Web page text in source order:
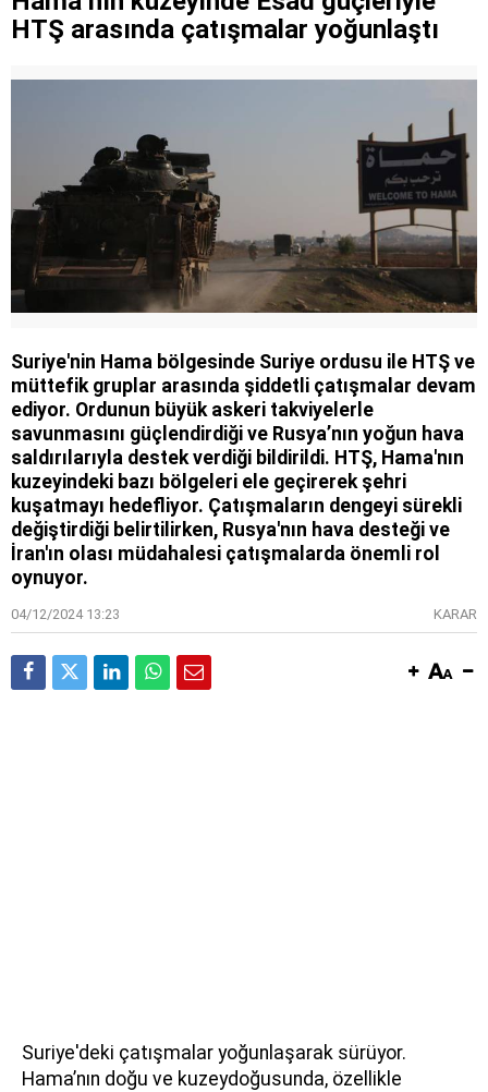
HTŞ arasında çatışmalar yoğunlaştı
Suriye'nin Hama bölgesinde Suriye ordusu ile HTŞ ve
müttefik gruplar arasında şiddetli çatışmalar devam
ediyor. Ordunun büyük askeri takviyelerle
savunmasını güçlendirdiği ve Rusya’nın yoğun hava
saldırılarıyla destek verdiği bildirildi. HTŞ, Hama'nın
kuzeyindeki bazı bölgeleri ele geçirerek şehri
kuşatmayı hedefliyor. Çatışmaların dengeyi sürekli
değiştirdiği belirtilirken, Rusya'nın hava desteği ve
İran'ın olası müdahalesi çatışmalarda önemli rol
oynuyor.
04/12/2024 13:23 KARAR
Suriye'deki çatışmalar yoğunlaşarak sürüyor.
Hama’nın doğu ve kuzeydoğusunda, özellikle